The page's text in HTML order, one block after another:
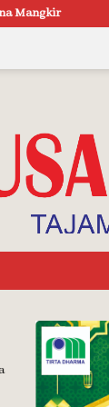
Gelar Demo